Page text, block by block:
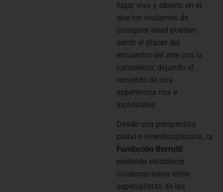
lugar vivo y abierto en el
que los visitantes de
cualquier edad puedan
sentir el placer del
encuentro del arte con la
naturaleza, dejando el
recuerdo de una
experiencia rica e
inolvidable.
Desde una perspectiva
plural e interdisciplinaria, la
Fundación Berrutti
pretende establecer
colaboraciones en­tre
especialistas de las